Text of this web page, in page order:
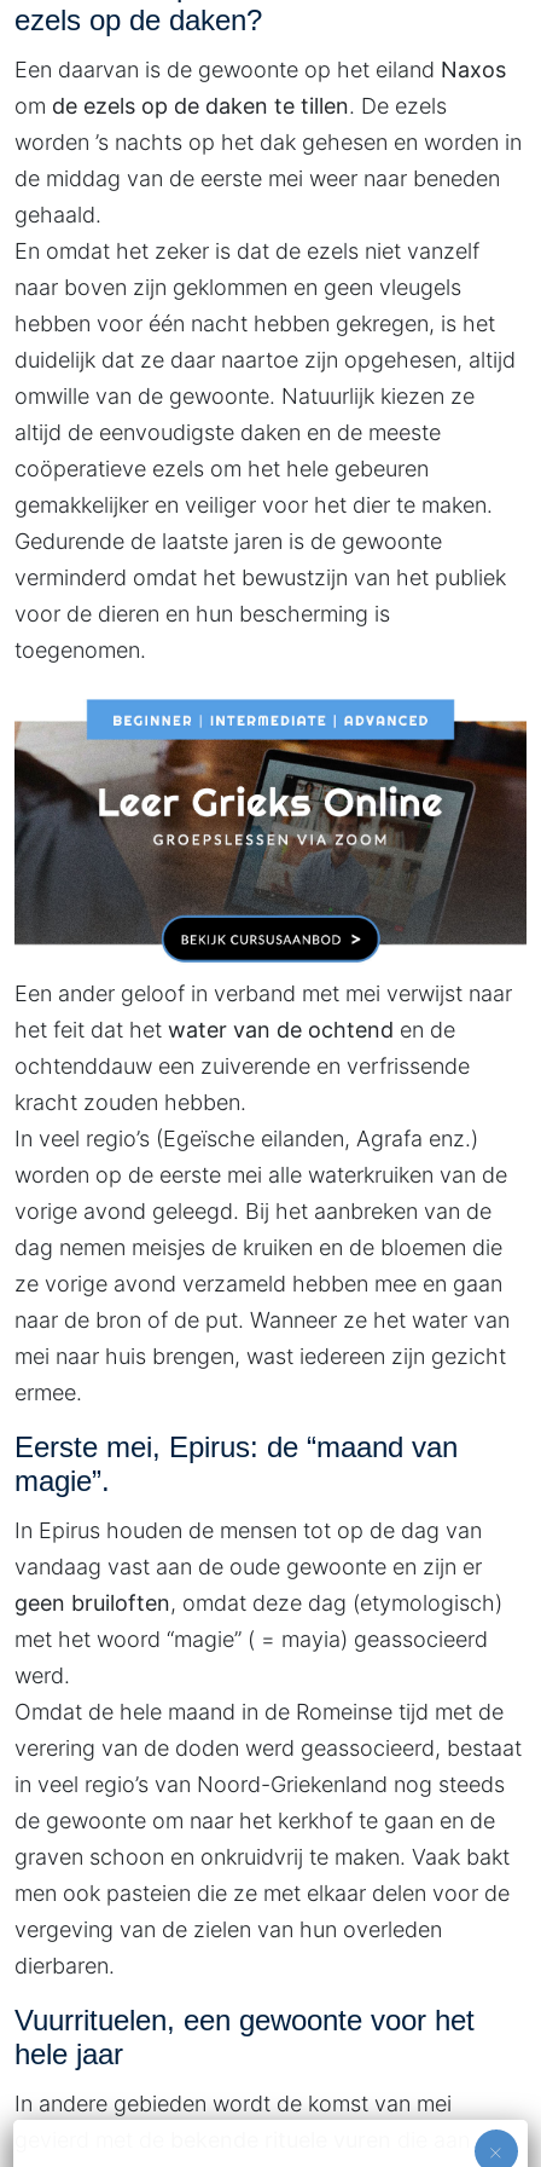
ezels op de daken?
Een daarvan is de gewoonte op het eiland Naxos
om de ezels op de daken te tillen. De ezels
worden ’s nachts op het dak gehesen en worden in
de middag van de eerste mei weer naar beneden
gehaald.
En omdat het zeker is dat de ezels niet vanzelf
naar boven zijn geklommen en geen vleugels
hebben voor één nacht hebben gekregen, is het
duidelijk dat ze daar naartoe zijn opgehesen, altijd
omwille van de gewoonte. Natuurlijk kiezen ze
altijd de eenvoudigste daken en de meeste
coöperatieve ezels om het hele gebeuren
gemakkelijker en veiliger voor het dier te maken.
Gedurende de laatste jaren is de gewoonte
verminderd omdat het bewustzijn van het publiek
voor de dieren en hun bescherming is
toegenomen.
Een ander geloof in verband met mei verwijst naar
het feit dat het water van de ochtend en de
ochtenddauw een zuiverende en verfrissende
kracht zouden hebben.
In veel regio’s (Egeïsche eilanden, Agrafa enz.)
worden op de eerste mei alle waterkruiken van de
vorige avond geleegd. Bij het aanbreken van de
dag nemen meisjes de kruiken en de bloemen die
ze vorige avond verzameld hebben mee en gaan
naar de bron of de put. Wanneer ze het water van
mei naar huis brengen, wast iedereen zijn gezicht
ermee.
Eerste mei, Epirus: de “maand van
magie”.
In Epirus houden de mensen tot op de dag van
vandaag vast aan de oude gewoonte en zijn er
geen bruiloften, omdat deze dag (etymologisch)
met het woord “magie” ( = mayia) geassocieerd
werd.
Omdat de hele maand in de Romeinse tijd met de
verering van de doden werd geassocieerd, bestaat
in veel regio’s van Noord-Griekenland nog steeds
de gewoonte om naar het kerkhof te gaan en de
graven schoon en onkruidvrij te maken. Vaak bakt
men ook pasteien die ze met elkaar delen voor de
vergeving van de zielen van hun overleden
dierbaren.
Vuurrituelen, een gewoonte voor het
hele jaar
In andere gebieden wordt de komst van mei
die aan de